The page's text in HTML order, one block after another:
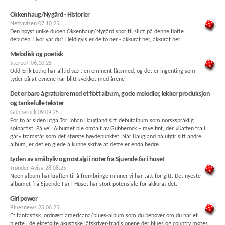
Okkenhaug/Nygård - Historier
Nettavisen 07.10.25
Den høyst unike duoen Okkenhaug/Nygård spør til slutt på denne flotte
debuten. Hvor var du? Heldigvis er de to her - akkurat her, akkurat her.
Melodisk og poetisk
Stereo+ 06.10.25
Odd-Erik Lothe har alltid vært en eminent låtsmed, og det er ingenting som
tyder på at evnene har blitt svekket med årene
Det er bare å gratulere med et flott album, gode melodier, lekker produksjon
og tankefulle tekster
Gubberock 09.09.25
For to år siden utga Tor Johan Haugland sitt debutalbum som norskspråklig
soloartist, På vei. Albumet ble omtalt av Gubberock – mye fint, der «Kaffen fra i
går» framstår som det største høydepunktet. Når Haugland nå utgir sitt andre
album, er det en glede å kunne skrive at dette er enda bedre.
Lyden av småbyliv og nostalgi i noter fra Sjuende far i huset
Trønder-Avisa 28.08.25
Noen album har kraften til å frembringe minner vi har tatt for gitt. Det nyeste
albumet fra Sjuende Far i Huset har stort potensiale for akkurat det.
Girl power
Bluesnews 25.06.25
Et fantastisk jordnært americana/blues-album som du behøver om du har et